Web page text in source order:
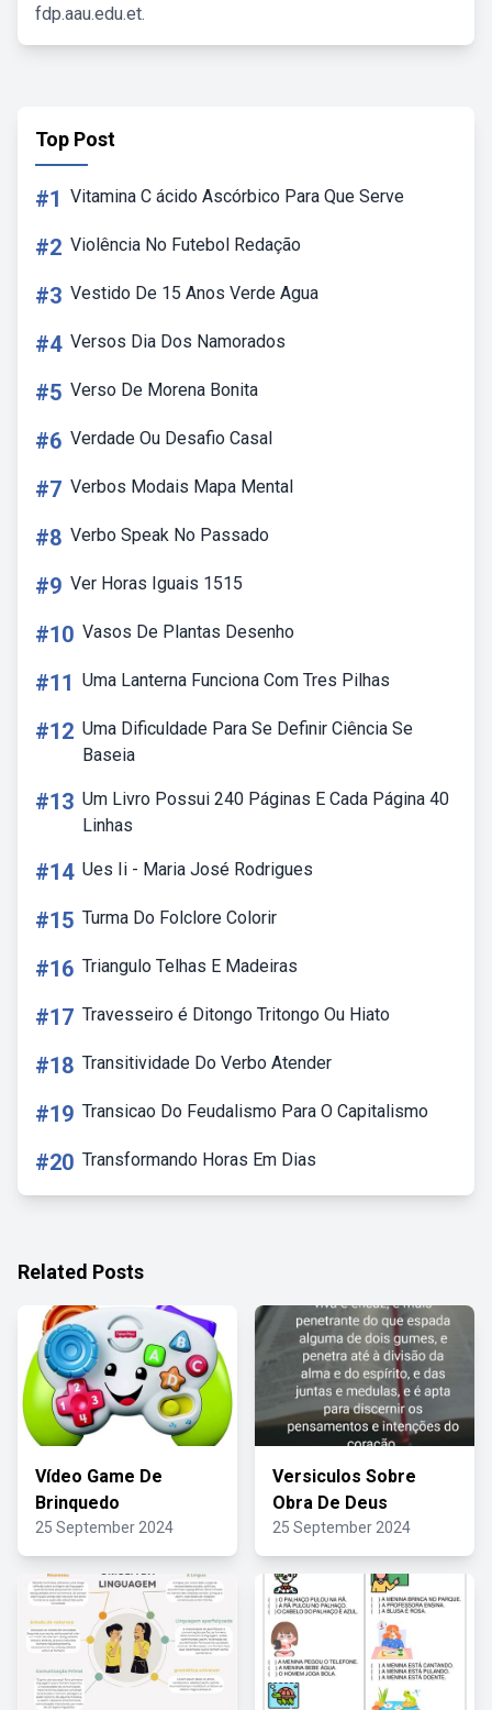
fdp.aau.edu.et.
Top Post
#1 Vitamina C ácido Ascórbico Para Que Serve
#2 Violência No Futebol Redação
#3 Vestido De 15 Anos Verde Agua
#4 Versos Dia Dos Namorados
#5 Verso De Morena Bonita
#6 Verdade Ou Desafio Casal
#7 Verbos Modais Mapa Mental
#8 Verbo Speak No Passado
#9 Ver Horas Iguais 1515
#10 Vasos De Plantas Desenho
#11 Uma Lanterna Funciona Com Tres Pilhas
#12 Uma Dificuldade Para Se Definir Ciência Se
Baseia
#13 Um Livro Possui 240 Páginas E Cada Página 40
Linhas
#14 Ues Ii - Maria José Rodrigues
#15 Turma Do Folclore Colorir
#16 Triangulo Telhas E Madeiras
#17 Travesseiro é Ditongo Tritongo Ou Hiato
#18 Transitividade Do Verbo Atender
#19 Transicao Do Feudalismo Para O Capitalismo
#20 Transformando Horas Em Dias
Related Posts
Vídeo Game De
Brinquedo
25 September 2024
Versiculos Sobre
Obra De Deus
25 September 2024